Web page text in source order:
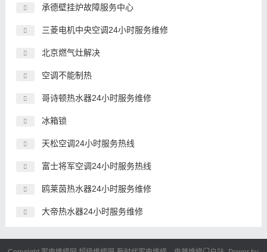
承德壁挂炉故障服务中心
三菱电机中央空调24小时服务维修
北京燃气灶解决
空调不能制热
哥诗顿热水器24小时服务维修
冰箱锁
天松空调24小时服务热线
富士将军空调24小时服务热线
鸥莱茵热水器24小时服务维修
大帝热水器24小时服务维修